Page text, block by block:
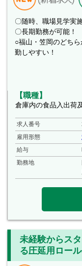
〇随時、職場見学実
〇長期勤務が可能！
○福山・笠岡のどちら
勤しやすい！
【職種】
倉庫内の食品入出荷
求人番号
雇用形態
給与
勤務地
未経験からス
る圧延用ロー